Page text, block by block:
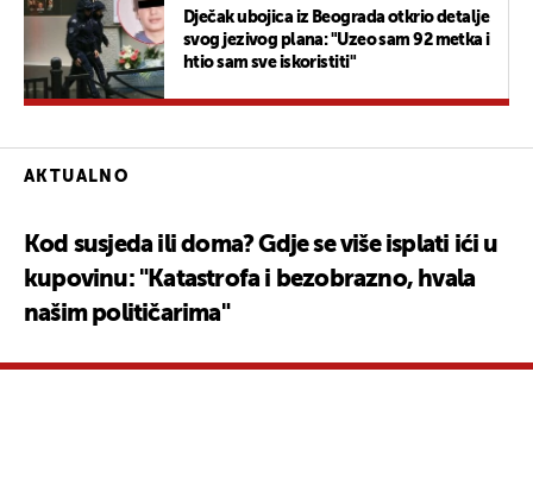
Dječak ubojica iz Beograda otkrio detalje
svog jezivog plana: "Uzeo sam 92 metka i
htio sam sve iskoristiti"
AKTUALNO
Kod susjeda ili doma? Gdje se više isplati ići u
kupovinu: "Katastrofa i bezobrazno, hvala
našim političarima"